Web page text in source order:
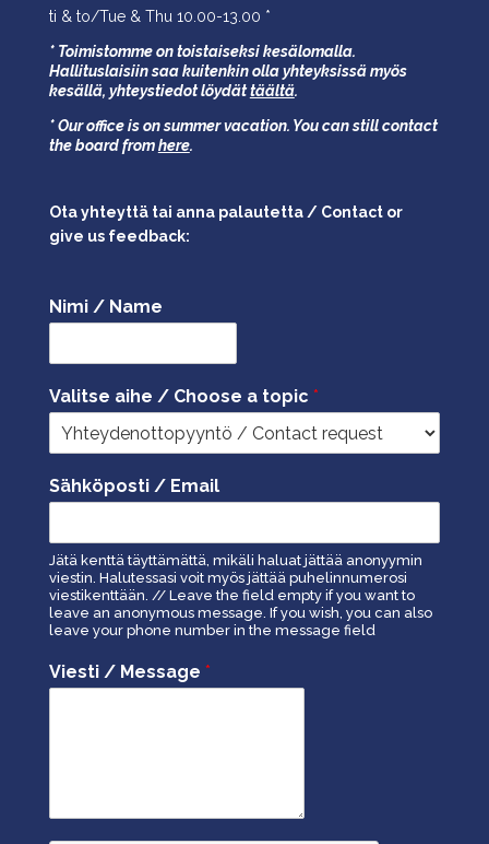
ti & to/Tue & Thu 10.00-13.00 *
* Toimistomme on toistaiseksi kesälomalla.
Hallituslaisiin saa kuitenkin olla yhteyksissä myös
kesällä, yhteystiedot löydättäältä.
* Our office is on summer vacation. You can still contact
the board fromhere.
Ota yhteyttä tai anna palautetta / Contact or
give us feedback:
Nimi / Name
Valitse aihe / Choose a topic *
Sähköposti / Email
Jätä kenttä täyttämättä, mikäli haluat jättää anonyymin
viestin. Halutessasi voit myös jättää puhelinnumerosi
viestikenttään. // Leave the field empty if you want to
leave an anonymous message. If you wish, you can also
leave your phone number in the message field
Viesti / Message *